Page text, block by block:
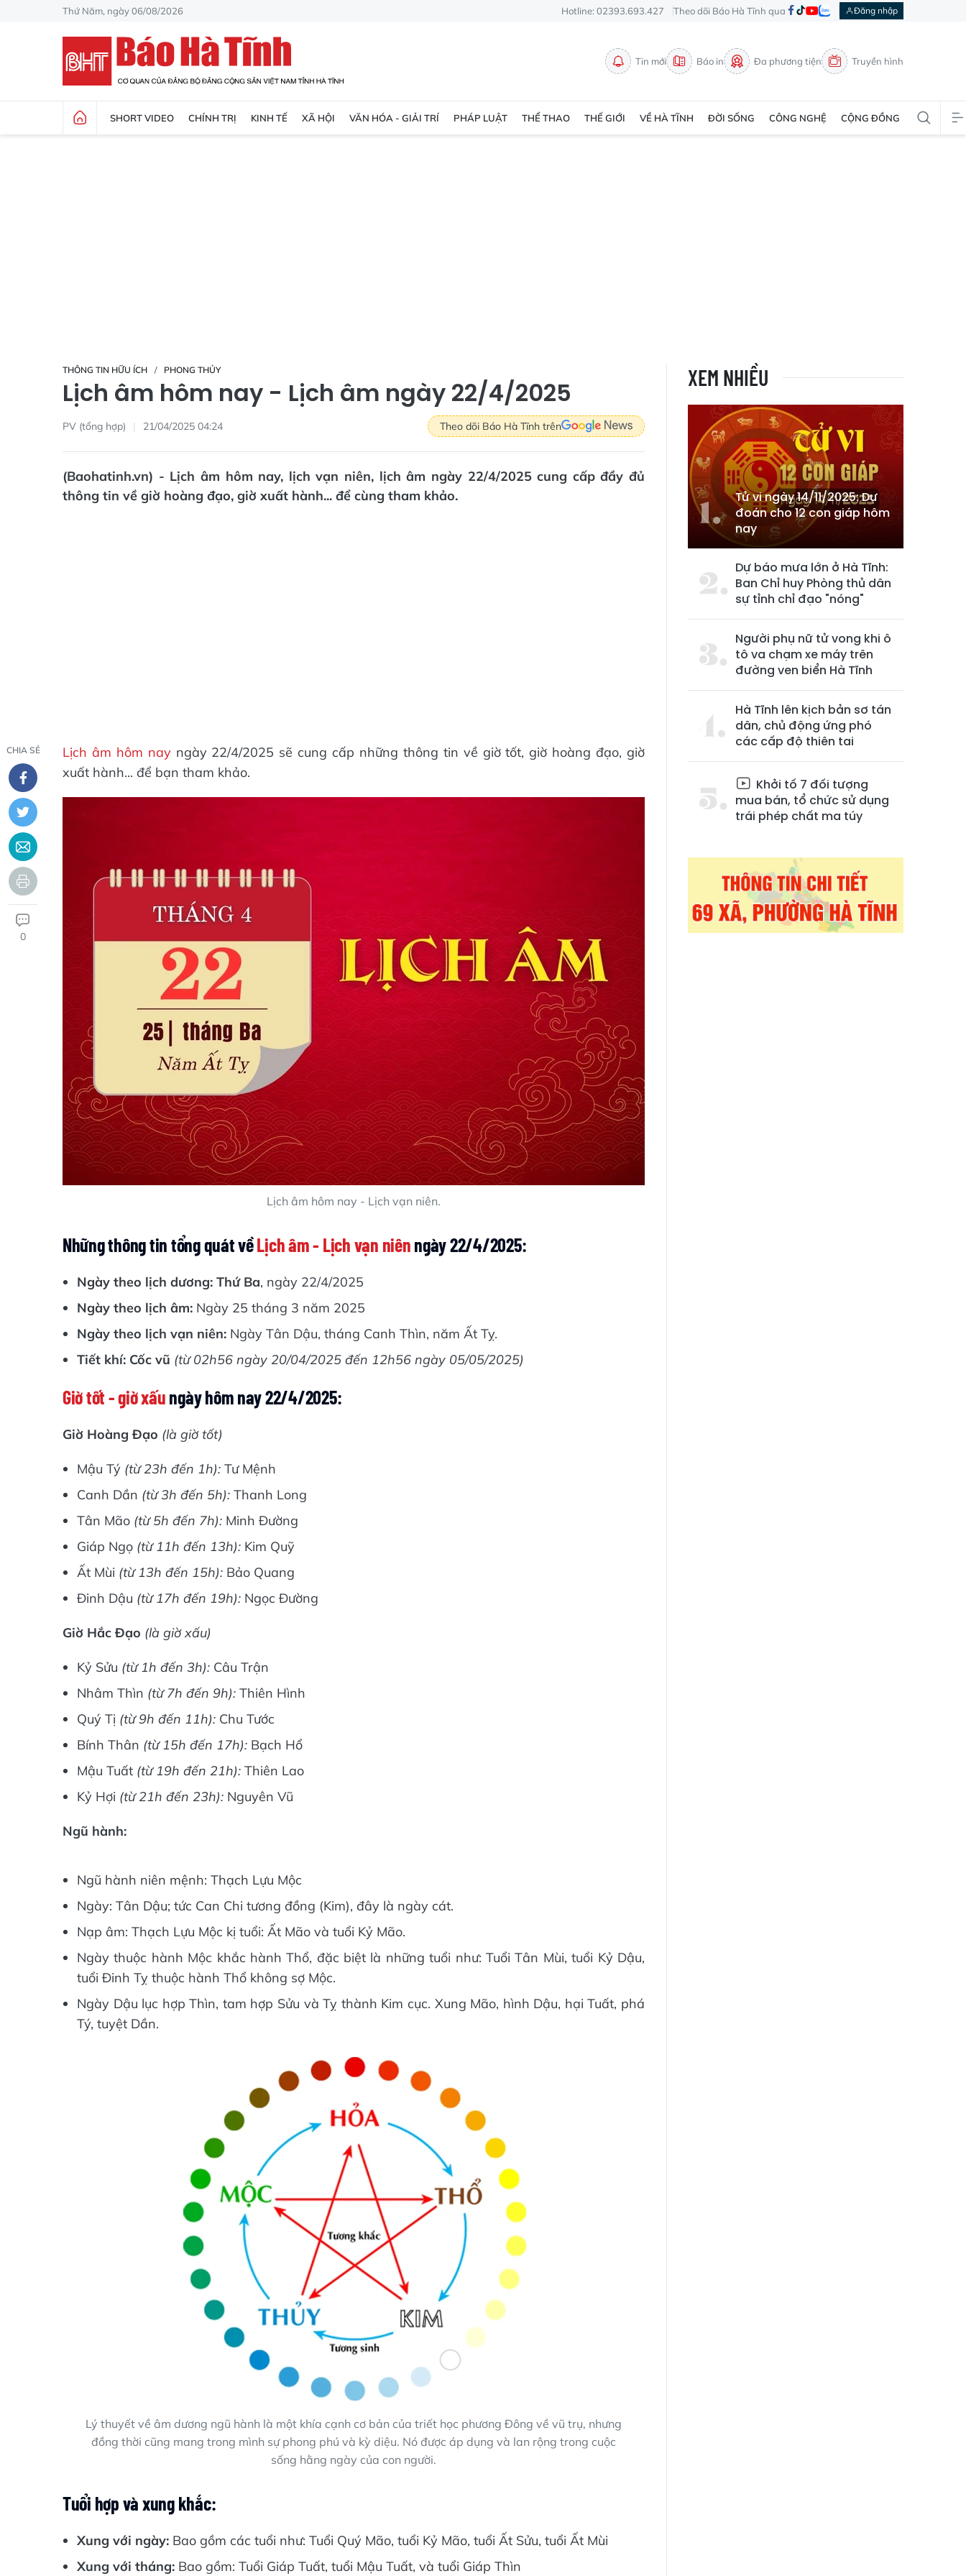
Thứ Năm, ngày 06/08/2026 Hotline: 02393.693.427 Theo dõi Báo Hà Tĩnh qua Đăng nhập
Tin mới Báo in Đa phương tiện Truyền hình
SHORT VIDEO CHÍNH TRỊ KINH TẾ XÃ HỘI VĂN HÓA - GIẢI TRÍ PHÁP LUẬT THỂ THAO THẾ GIỚI VỀ HÀ TĨNH ĐỜI SỐNG CÔNG NGHỆ CỘNG ĐỒNG
THÔNG TIN HỮU ÍCH PHONG THỦY
Lịch âm hôm nay - Lịch âm ngày 22/4/2025
PV (tổng hợp) 21/04/2025 04:24 Theo dõi Báo Hà Tĩnh trên
(Baohatinh.vn) - Lịch âm hôm nay, lịch vạn niên, lịch âm ngày 22/4/2025 cung cấp đầy đủ
thông tin về giờ hoàng đạo, giờ xuất hành... để cùng tham khảo.
CHIA SẺ
0
Lịch âm hôm nayngày 22/4/2025 sẽ cung cấp những thông tin về giờ tốt, giờ hoàng đạo, giờ
xuất hành... để bạn tham khảo.
Lịch âm hôm nay - Lịch vạn niên.
Những thông tin tổng quát vềLịch âm - Lịch vạn niênngày 22/4/2025:
Ngày theo lịch dương: Thứ Ba, ngày 22/4/2025
Ngày theo lịch âm: Ngày 25 tháng 3 năm 2025
Ngày theo lịch vạn niên: Ngày Tân Dậu, tháng Canh Thìn, năm Ất Tỵ.
Tiết khí: Cốc vũ (từ 02h56 ngày 20/04/2025 đến 12h56 ngày 05/05/2025)
Giờ tốt - giờ xấungày hôm nay 22/4/2025:
Giờ Hoàng Đạo (là giờ tốt)
Mậu Tý (từ 23h đến 1h): Tư Mệnh
Canh Dần (từ 3h đến 5h): Thanh Long
Tân Mão (từ 5h đến 7h): Minh Đường
Giáp Ngọ (từ 11h đến 13h): Kim Quỹ
Ất Mùi (từ 13h đến 15h): Bảo Quang
Đinh Dậu (từ 17h đến 19h): Ngọc Đường
Giờ Hắc Đạo (là giờ xấu)
Kỷ Sửu (từ 1h đến 3h): Câu Trận
Nhâm Thìn (từ 7h đến 9h): Thiên Hình
Quý Tị (từ 9h đến 11h): Chu Tước
Bính Thân (từ 15h đến 17h): Bạch Hổ
Mậu Tuất (từ 19h đến 21h): Thiên Lao
Kỷ Hợi (từ 21h đến 23h): Nguyên Vũ
Ngũ hành:
Ngũ hành niên mệnh: Thạch Lựu Mộc
Ngày: Tân Dậu; tức Can Chi tương đồng (Kim), đây là ngày cát.
Nạp âm: Thạch Lựu Mộc kị tuổi: Ất Mão và tuổi Kỷ Mão.
Ngày thuộc hành Mộc khắc hành Thổ, đặc biệt là những tuổi như: Tuổi Tân Mùi, tuổi Kỷ Dậu,
tuổi Đinh Tỵ thuộc hành Thổ không sợ Mộc.
Ngày Dậu lục hợp Thìn, tam hợp Sửu và Tỵ thành Kim cục. Xung Mão, hình Dậu, hại Tuất, phá
Tý, tuyệt Dần.
Lý thuyết về âm dương ngũ hành là một khía cạnh cơ bản của triết học phương Đông về vũ trụ, nhưng
đồng thời cũng mang trong mình sự phong phú và kỳ diệu. Nó được áp dụng và lan rộng trong cuộc
sống hằng ngày của con người.
Tuổi hợp và xung khắc:
Xung với ngày: Bao gồm các tuổi như: Tuổi Quý Mão, tuổi Kỷ Mão, tuổi Ất Sửu, tuổi Ất Mùi
Xung với tháng: Bao gồm: Tuổi Giáp Tuất, tuổi Mậu Tuất, và tuổi Giáp Thìn
XEM NHIỀU
Tử vi ngày 14/11/2025: Dự
đoán cho 12 con giáp hôm
nay
Dự báo mưa lớn ở Hà Tĩnh:
Ban Chỉ huy Phòng thủ dân
sự tỉnh chỉ đạo "nóng"
Người phụ nữ tử vong khi ô
tô va chạm xe máy trên
đường ven biển Hà Tĩnh
Hà Tĩnh lên kịch bản sơ tán
dân, chủ động ứng phó
các cấp độ thiên tai
Khởi tố 7 đối tượng
mua bán, tổ chức sử dụng
trái phép chất ma túy